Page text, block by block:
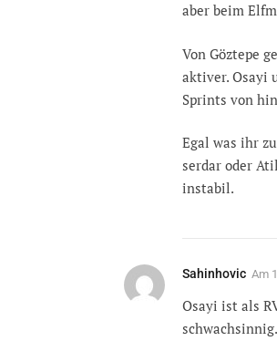
aber beim
Von Göztepe
aktiver. Osayi
Sprints von
Egal was ihr
serdar oder
instabil.
Sahinhovic Am
Osayi ist als